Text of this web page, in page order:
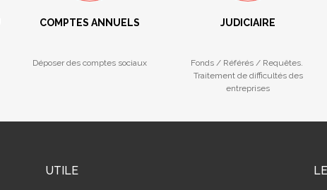
COMPTES ANNUELS
Déposer des comptes sociaux
JUDICIAIRE
Fonds / Référés / Requêtes.
Traitement de difficultés des
entreprises
UTILE